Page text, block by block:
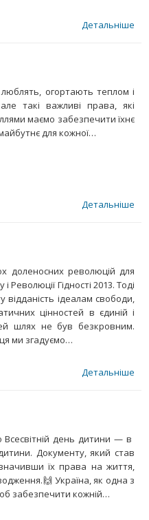
Детальніше
огортають теплом і
такі важливі права, які
маємо забезпечити їхнє
для кожної…
Детальніше
доленосних революцій для
Гідності 2013. Тоді
відданість ідеалам свободи,
цінностей в єдиній і
шлях не був безкровним.
ми згадуємо…
Детальніше
день дитини — в
Документу, який став
їх права на життя,
Україна, як одна з
забезпечити кожній…